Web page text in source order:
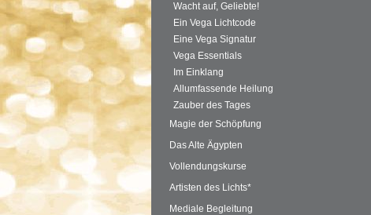
Wacht auf, Geliebte!
Ein Vega Lichtcode
Eine Vega Signatur
Vega Essentials
Im Einklang
Allumfassende Heilung
Zauber des Tages
Magie der Schöpfung
Das Alte Ägypten
Vollendungskurse
Artisten des Lichts*
Mediale Begleitung